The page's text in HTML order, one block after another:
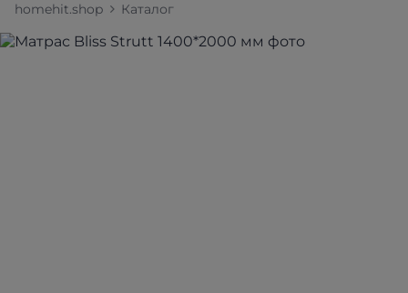
homehit.shop Каталог